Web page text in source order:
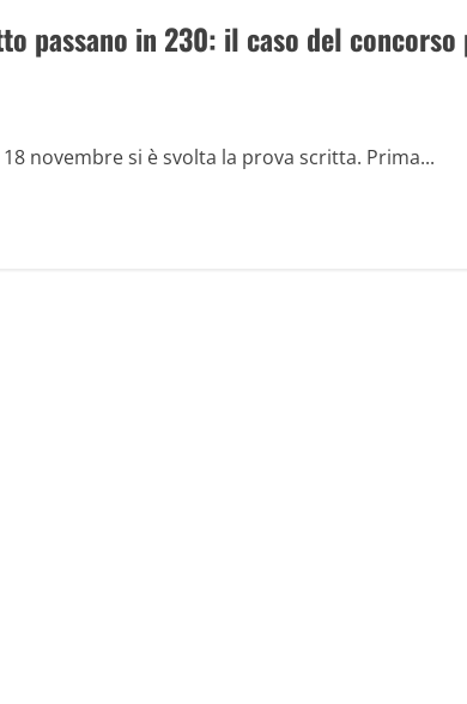
passano in 230: il caso del concorso
novembre si è svolta la prova scritta. Prima...